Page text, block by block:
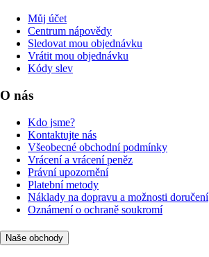
Můj účet
Centrum nápovědy
Sledovat mou objednávku
Vrátit mou objednávku
Kódy slev
O nás
Kdo jsme?
Kontaktujte nás
Všeobecné obchodní podmínky
Vrácení a vrácení peněz
Právní upozornění
Platební metody
Náklady na dopravu a možnosti doručení
Oznámení o ochraně soukromí
Naše obchody